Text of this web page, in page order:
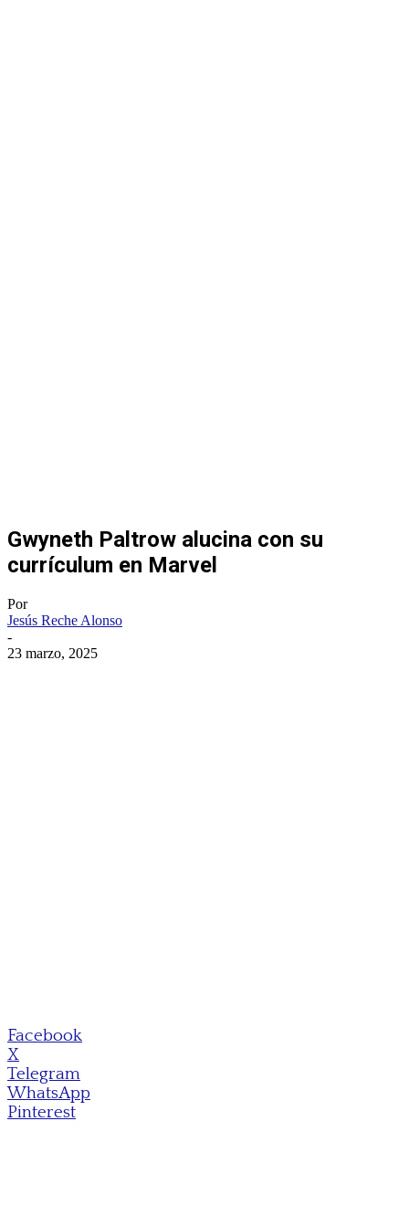
Gwyneth Paltrow alucina con su
currículum en Marvel
Por
Jesús Reche Alonso
-
23 marzo, 2025
Facebook
X
Telegram
WhatsApp
Pinterest